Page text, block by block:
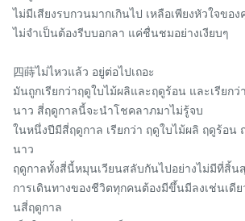
ไม่มีเสียงรบกวนมากเกินไป เหลือเพียงหัวใจขอ
ไม่จำเป็นต้องรีบบอกลา แค่ชื่นชมอย่างเงียบๆ
四蒔ไม่ไหวแล้ว อยู่ต่อไปเถอะ
มันถูกเรียกว่าฤดูใบไม้ผลิและฤดูร้อน และเรียก
นาว สี่ฤดูกาลนี้จะนำโชคลาภมาไม่รู้จบ
ในหนึ่งปีมีสี่ฤดูกาล เรียกว่า ฤดูใบไม้ผลิ ฤดูร้อน
นาว
ฤดูกาลทั้งสี่นี้หมุนเวียนสลับกันไปอย่างไม่มีที่สิ้น
การเดินทางของชีวิตทุกคนต้องมีขึ้นมีลงเช่นเดี
นสี่ฤดูกาล